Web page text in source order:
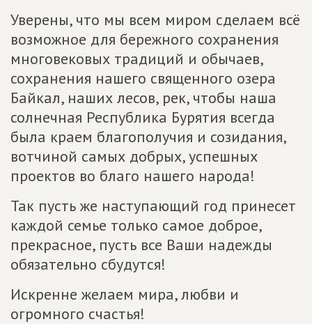
Уверены, что мы всем миром сделаем всё
возможное для бережного сохранения
многовековых традиций и обычаев,
сохранения нашего священного озера
Байкал, наших лесов, рек, чтобы наша
солнечная Республика Бурятия всегда
была краем благополучия и созидания,
вотчиной самых добрых, успешных
проектов во благо нашего народа!
Так пусть же наступающий год принесет
каждой семье только самое доброе,
прекрасное, пусть все Ваши надежды
обязательно сбудутся!
Искренне желаем мира, любви и
огромного счастья!